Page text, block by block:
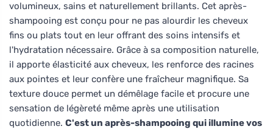
volumineux, sains et naturellement brillants. Cet après-
shampooing est conçu pour ne pas alourdir les cheveux
fins ou plats tout en leur offrant des soins intensifs et
l'hydratation nécessaire. Grâce à sa composition naturelle,
il apporte élasticité aux cheveux, les renforce des racines
aux pointes et leur confère une fraîcheur magnifique. Sa
texture douce permet un démêlage facile et procure une
sensation de légèreté même après une utilisation
quotidienne. C'est un après-shampooing qui illumine vos